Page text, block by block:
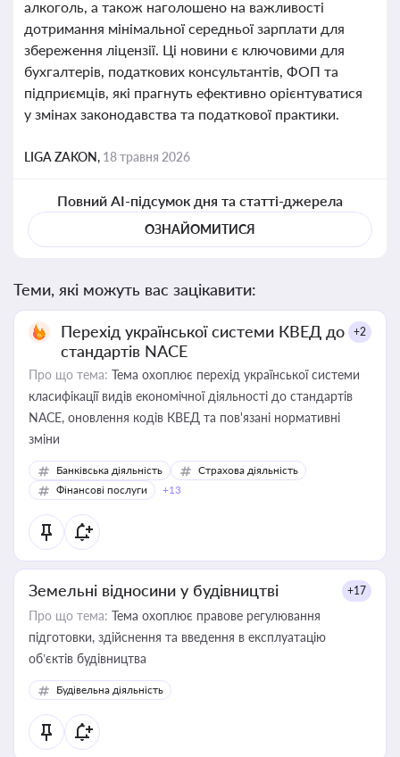
алкоголь, а також наголошено на важливості
дотримання мінімальної середньої зарплати для
збереження ліцензії. Ці новини є ключовими для
бухгалтерів, податкових консультантів, ФОП та
підприємців, які прагнуть ефективно орієнтуватися
у змінах законодавства та податкової практики.
LIGA ZAKON, 18 травня 2026
Повний AI-підсумок дня та статті-джерела
ОЗНАЙОМИТИСЯ
Теми, які можуть вас зацікавити:
Перехід української системи КВЕД до
стандартів NACE
+2
Про що тема: Тема охоплює перехід української системи
класифікації видів економічної діяльності до стандартів
NACE, оновлення кодів КВЕД та пов'язані нормативні
зміни
Банківська діяльність
Страхова діяльність
Фінансові послуги
+13
Земельні відносини у будівництві +17
Про що тема: Тема охоплює правове регулювання
підготовки, здійснення та введення в експлуатацію
об’єктів будівництва
Будівельна діяльність